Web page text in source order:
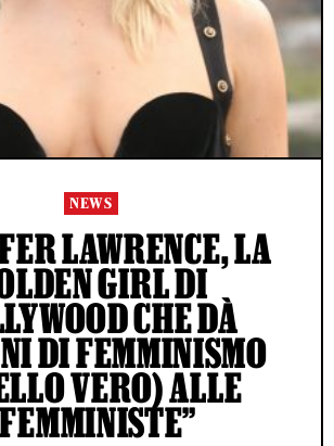
NEWS
LAWRENCE, LA
GIRL DI
CHE DÀ
DI FEMMINISMO
VERO) ALLE